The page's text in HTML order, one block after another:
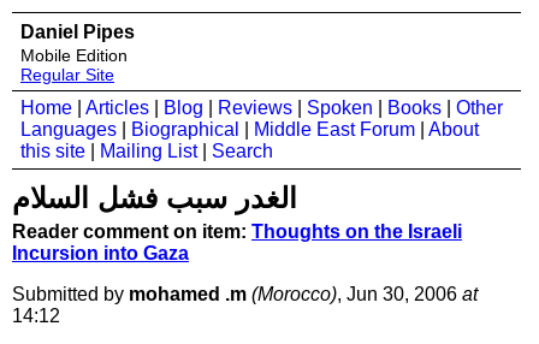
Daniel Pipes
Mobile Edition
Regular Site
Home Articles Blog Reviews Spoken Books
Other
Languages
Biographical Middle East Forum
About
this site
Mailing List| Search
الغدر سبب فشل السلام
Reader comment on item: Thoughts on the Israeli
Incursion into Gaza
Submitted by mohamed .m (Morocco), Jun 30, 2006 at
14:12